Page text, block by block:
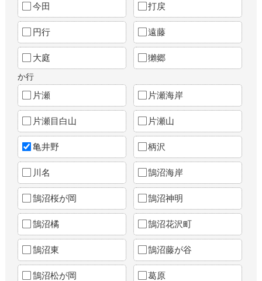
今田 打戻
円行 遠藤
大庭 獺郷
か行
片瀬 片瀬海岸
片瀬目白山 片瀬山
亀井野 柄沢
川名 鵠沼海岸
鵠沼桜が岡 鵠沼神明
鵠沼橘 鵠沼花沢町
鵠沼東 鵠沼藤が谷
鵠沼松が岡 葛原